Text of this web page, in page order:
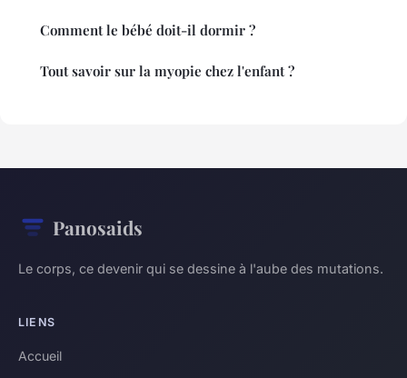
Comment le bébé doit-il dormir ?
Tout savoir sur la myopie chez l'enfant ?
Panosaids
Le corps, ce devenir qui se dessine à l'aube des mutations.
LIENS
Accueil